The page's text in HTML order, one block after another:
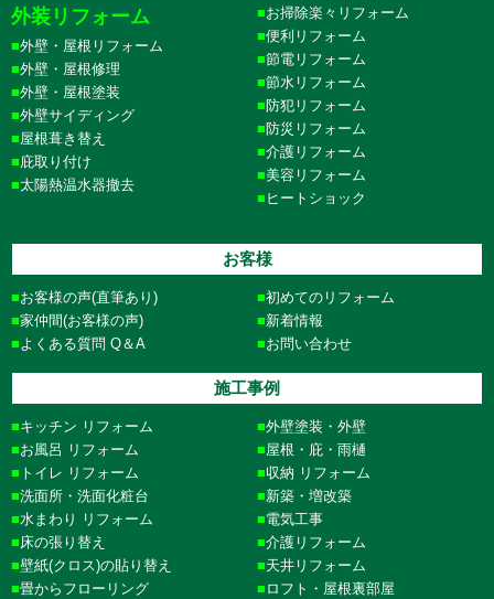
外装リフォーム
外壁・屋根リフォーム
外壁・屋根修理
外壁・屋根塗装
外壁サイディング
屋根葺き替え
庇取り付け
太陽熱温水器撤去
お掃除楽々リフォーム
便利リフォーム
節電リフォーム
節水リフォーム
防犯リフォーム
防災リフォーム
介護リフォーム
美容リフォーム
ヒートショック
お客様
お客様の声(直筆あり)
家仲間(お客様の声)
よくある質問 Q＆A
初めてのリフォーム
新着情報
お問い合わせ
施工事例
キッチン リフォーム
お風呂 リフォーム
トイレ リフォーム
洗面所・洗面化粧台
水まわり リフォーム
床の張り替え
壁紙(クロス)の貼り替え
畳からフローリング
外壁塗装・外壁
屋根・庇・雨樋
収納 リフォーム
新築・増改築
電気工事
介護リフォーム
天井リフォーム
ロフト・屋根裏部屋